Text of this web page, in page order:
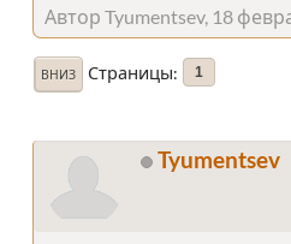
Автор Tyumentsev, 18
ВНИЗ Страницы 1
Tyumentsev